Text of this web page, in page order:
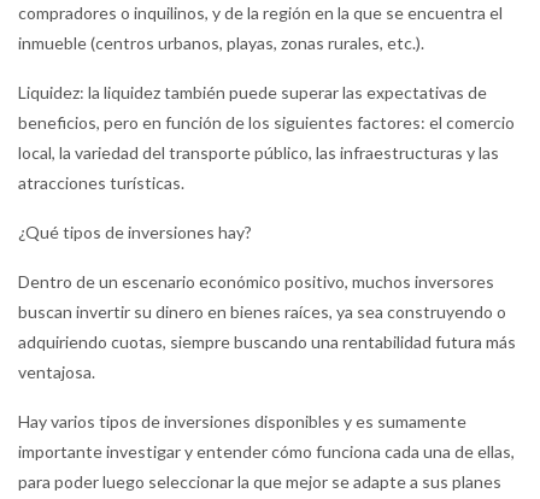
compradores o inquilinos, y de la región en la que se encuentra el
inmueble (centros urbanos, playas, zonas rurales, etc.).
Liquidez: la liquidez también puede superar las expectativas de
beneficios, pero en función de los siguientes factores: el comercio
local, la variedad del transporte público, las infraestructuras y las
atracciones turísticas.
¿Qué tipos de inversiones hay?
Dentro de un escenario económico positivo, muchos inversores
buscan invertir su dinero en bienes raíces, ya sea construyendo o
adquiriendo cuotas, siempre buscando una rentabilidad futura más
ventajosa.
Hay varios tipos de inversiones disponibles y es sumamente
importante investigar y entender cómo funciona cada una de ellas,
para poder luego seleccionar la que mejor se adapte a sus planes